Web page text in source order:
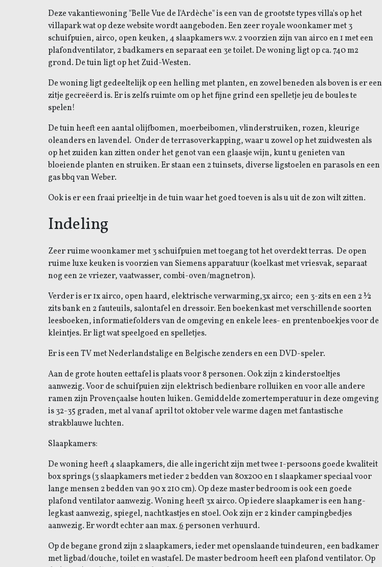
Deze vakantiewoning "Belle Vue de l'Ardèche" is een van de grootste types villa's op het
villapark wat op deze website wordt aangeboden. Een zeer royale woonkamer met 3
schuifpuien, airco, open keuken, 4 slaapkamers w.v. 2 voorzien zijn van airco en 1 met een
plafondventilator, 2 badkamers en separaat een 3e toilet. De woning ligt op ca. 740 m2
grond. De tuin ligt op het Zuid-Westen.
De woning ligt gedeeltelijk op een helling met planten, en zowel beneden als boven is er een
zitje gecreëerd is. Er is zelfs ruimte om op het fijne grind een spelletje jeu de boules te
spelen!
De tuin heeft een aantal olijfbomen, moerbeibomen, vlinderstruiken, rozen, kleurige
oleanders en lavendel. Onder de terrasoverkapping, waar u zowel op het zuidwesten als
op het zuiden kan zitten onder het genot van een glaasje wijn, kunt u genieten van
bloeiende planten en struiken. Er staan een 2 tuinsets, diverse ligstoelen en parasols en een
gas bbq van Weber.
Ook is er een fraai prieeltje in de tuin waar het goed toeven is als u uit de zon wilt zitten.
Indeling
Zeer ruime woonkamer met 3 schuifpuien met toegang tot het overdekt terras. De open
ruime luxe keuken is voorzien van Siemens apparatuur (koelkast met vriesvak, separaat
nog een 2e vriezer, vaatwasser, combi-oven/magnetron).
Verder is er 1x airco, open haard, elektrische verwarming,3x airco; een 3-zits en een 2 ½
zits bank en 2 fauteuils, salontafel en dressoir. Een boekenkast met verschillende soorten
leesboeken, informatiefolders van de omgeving en enkele lees- en prentenboekjes voor de
kleintjes. Er ligt wat speelgoed en spelletjes.
Er is een TV met Nederlandstalige en Belgische zenders en een DVD-speler.
Aan de grote houten eettafel is plaats voor 8 personen. Ook zijn 2 kinderstoeltjes
aanwezig.Voor de schuifpuien zijn elektrisch bedienbare rolluiken en voor alle andere
ramen zijn Provençaalse houten luiken. Gemiddelde zomertemperatuur in deze omgeving
is 32-35 graden, met al vanaf april tot oktober vele warme dagen met fantastische
strakblauwe luchten.
Slaapkamers:
De woning heeft 4 slaapkamers, die alle ingericht zijn met twee 1-persoons goede kwaliteit
box springs (3 slaapkamers met ieder 2 bedden van 80x200 en 1 slaapkamer speciaal voor
lange mensen 2 bedden van 90 x 210 cm). Op deze master bedroom is ook een goede
plafond ventilator aanwezig. Woning heeft 3x airco. Op iedere slaapkamer is een hang-
legkast aanwezig, spiegel, nachtkastjes en stoel. Ook zijn er 2 kinder campingbedjes
aanwezig. Er wordt echter aan max.6personen verhuurd.
Op de begane grond zijn 2 slaapkamers, ieder met openslaande tuindeuren, een badkamer
met ligbad/douche, toilet en wastafel. De master bedroom heeft een plafond ventilator. Op